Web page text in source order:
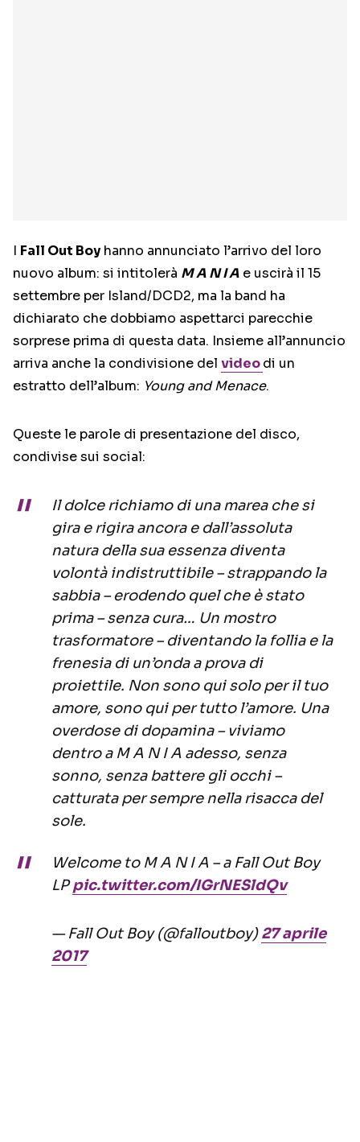
I Fall Out Boy hanno annunciato l’arrivo del loro
nuovo album: si intitolerà M A N I A e uscirà il 15
settembre per Island/DCD2, ma la band ha
dichiarato che dobbiamo aspettarci parecchie
sorprese prima di questa data. Insieme all’annuncio
arriva anche la condivisione del videodi un
estratto dell’album: Young and Menace.
Queste le parole di presentazione del disco,
condivise sui social:
Il dolce richiamo di una marea che si
gira e rigira ancora e dall’assoluta
natura della sua essenza diventa
volontà indistruttibile – strappando la
sabbia – erodendo quel che è stato
prima – senza cura… Un mostro
trasformatore – diventando la follia e la
frenesia di un’onda a prova di
proiettile. Non sono qui solo per il tuo
amore, sono qui per tutto l’amore. Una
overdose di dopamina – viviamo
dentro a M A N I A adesso, senza
sonno, senza battere gli occhi –
catturata per sempre nella risacca del
sole.
Welcome to M A N I A – a Fall Out Boy
LPpic.twitter.com/IGrNESldQv
— Fall Out Boy (@falloutboy)27 aprile
2017